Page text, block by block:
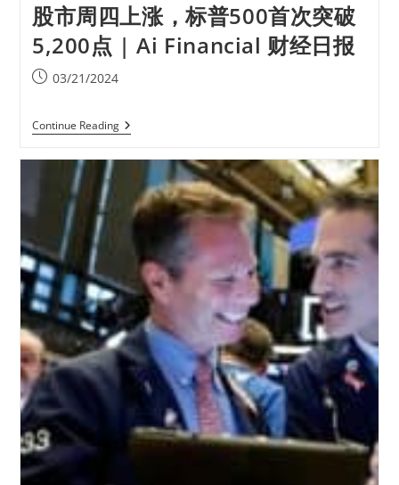
股市周四上涨，标普500首次突破
5,200点 | Ai Financial 财经日报
03/21/2024
Continue Reading